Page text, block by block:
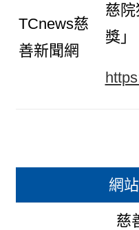
TCnews慈
善新聞網
慈
獎」
網
慈